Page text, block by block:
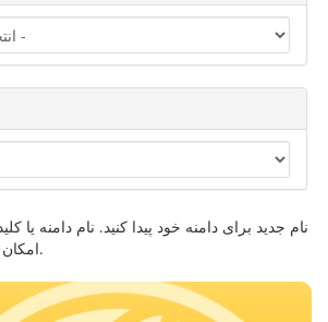
نام جدید برای دامنه خود پیدا کنید. نام دامنه یا
امکان ثبت آن را بررسی کنیم.